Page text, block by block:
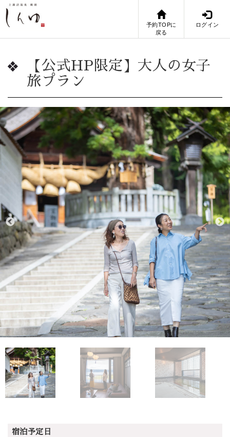
予約TOPに
戻る
ログイン
【公式HP限定】大人の女子
旅プラン
宿泊予定日